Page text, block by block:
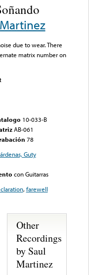
due to wear. There
matrix number on
10-033-B
AB-061
78
Guty
con Guitarras
,farewell
Other
Recordings
by Saul
Martinez